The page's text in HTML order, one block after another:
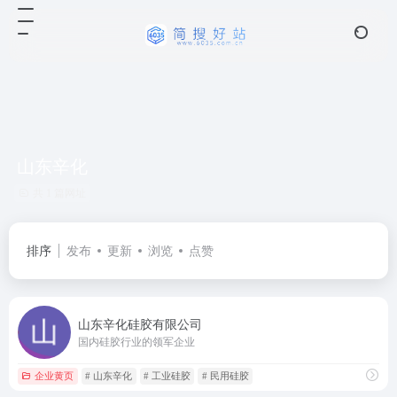
排序 发布 更新 浏览 点赞
山东辛化硅胶有限公司
国内硅胶行业的领军企业
企业黄页 # 山东辛化 # 工业硅胶 # 民用硅胶